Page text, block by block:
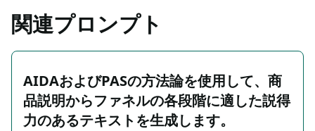
関連プロンプト
AIDAおよびPASの方法論を使用して、商
品説明からファネルの各段階に適した説得
力のあるテキストを生成します。